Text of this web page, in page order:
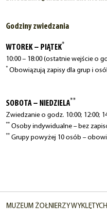
Godziny zwiedzania
WTOREK – PIĄTEK*
10:00 – 18:00 (ostatnie wejście o
* Obowiązują zapisy dla grup i
SOBOTA – NIEDZIELA**
Zwiedzanie o godz. 10:00; 12:00;
** Osoby indywidualne – bez
** Grupy powyżej 10 osób –
MUZEUM ŻOŁNIERZY